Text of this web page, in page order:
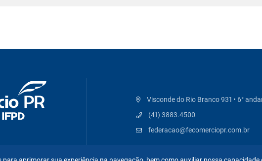
Visconde do Rio Branco 931 • 6°
(41) 3883.4500
federacao@fecomerciopr.com.br